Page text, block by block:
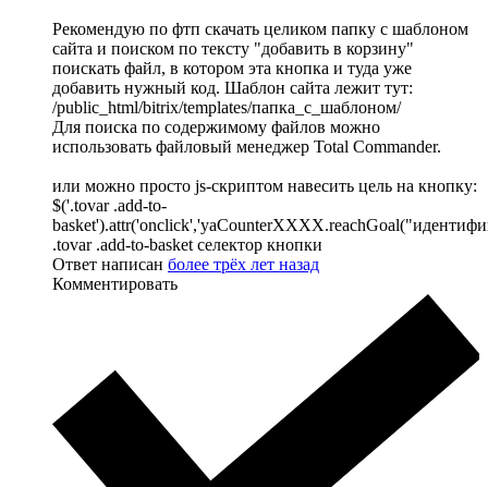
Рекомендую по фтп скачать целиком папку с шаблоном
сайта и поиском по тексту "добавить в корзину"
поискать файл, в котором эта кнопка и туда уже
добавить нужный код. Шаблон сайта лежит тут:
/public_html/bitrix/templates/папка_с_шаблоном/
Для поиска по содержимому файлов можно
использовать файловый менеджер Total Commander.
или можно просто js-скриптом навесить цель на кнопку:
$('.tovar .add-to-
.tovar .add-to-basket селектор кнопки
Ответ написан более трёх лет назад
Комментировать